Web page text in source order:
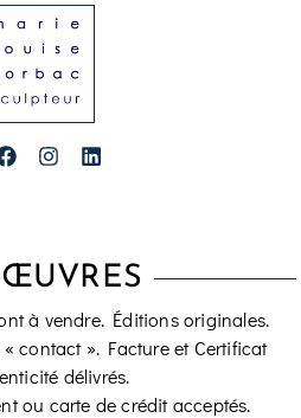
à vendre. Éditions originales.
contact ». Facture et Certificat
délivrés.
ou carte de crédit acceptés.